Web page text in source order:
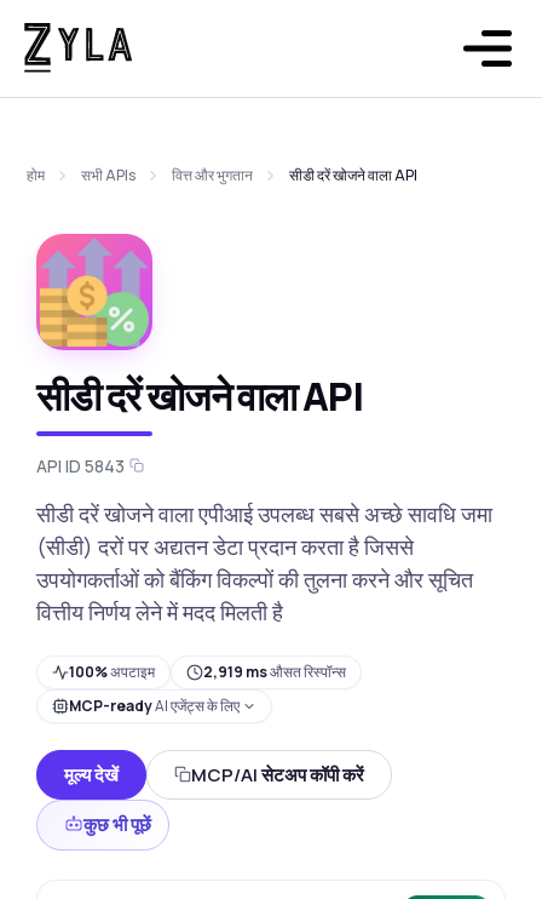
होम सभी APIs वित्त और भुगतान सीडी दरें खोजने वाला API
सीडी दरें खोजने वाला API
API ID 5843
सीडी दरें खोजने वाला एपीआई उपलब्ध सबसे अच्छे सावधि जमा
(सीडी) दरों पर अद्यतन डेटा प्रदान करता है जिससे
उपयोगकर्ताओं को बैंकिंग विकल्पों की तुलना करने और सूचित
वित्तीय निर्णय लेने में मदद मिलती है
100%अपटाइम 2,919 msऔसत रिस्पॉन्स
MCP-readyAI एजेंट्स के लिए
मूल्य देखें
MCP/AI सेटअप कॉपी करें
कुछ भी पूछें